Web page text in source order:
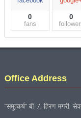
0
fans
0
Office Address
‘‘समुत्कर्ष’’ बी-7, हिरण